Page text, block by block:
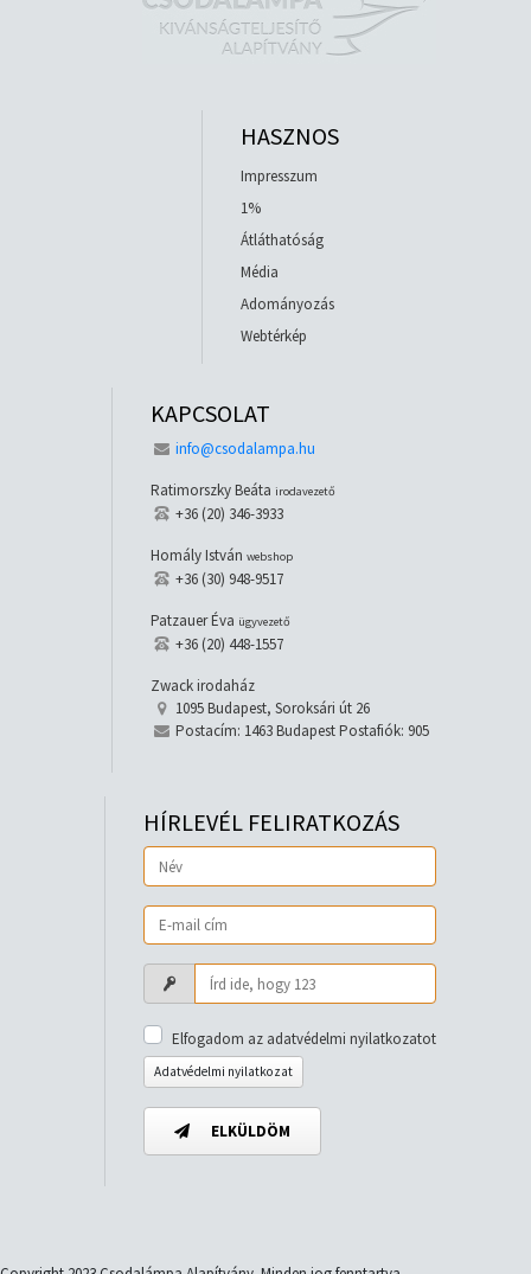
HASZNOS
Impresszum
1%
Átláthatóság
Média
Adományozás
Webtérkép
KAPCSOLAT
info@csodalampa.hu
Ratimorszky Beáta irodavezető
+36 (20) 346-3933
Homály István webshop
+36 (30) 948-9517
Patzauer Éva ügyvezető
+36 (20) 448-1557
Zwack irodaház
1095 Budapest, Soroksári út 26
Postacím: 1463 Budapest Postafiók: 905
HÍRLEVÉL FELIRATKOZÁS
Elfogadom az adatvédelmi nyilatkozatot
Adatvédelmi nyilatkozat
ELKÜLDÖM